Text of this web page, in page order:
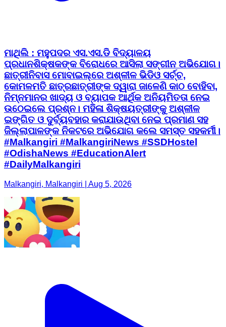
ଉଠେଇଲେ ପ୍ରଶ୍ନ। ମହିଳା ଶିକ୍ଷୟତ୍ରୀଙ୍କୁ ଅଶ୍ଳୀଳ
ଇଙ୍ଗିତ ଓ ଦୁର୍ବ୍ୟବହାର କରାଯାଉଥିବା ନେଇ ପ୍ରମାଣ ସହ
ଜିଲ୍ଲାପାଳଙ୍କ ନିକଟରେ ଅଭିଯୋଗ କଲେ ସମସ୍ତ ସହକର୍ମୀ। ​
#Malkangiri #MalkangiriNews #SSDHostel
#OdishaNews #EducationAlert
#DailyMalkangiri
Malkangiri, Malkangiri | Aug 5, 2026